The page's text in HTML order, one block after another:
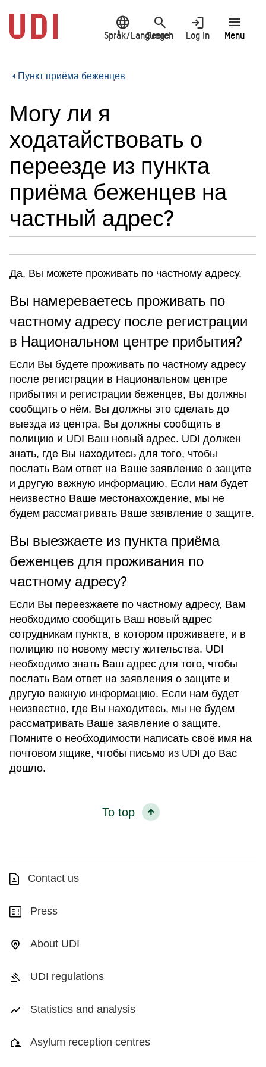
main
content
language
Språk/Language
search
Search
login
Log in
menu
Menu
Пункт приёма беженцев
Могу ли я
ходатайствовать о
переезде из пункта
приёма беженцев на
частный адрес?
Да, Вы можете проживать по частному адресу.
Вы намереваетесь проживать по
частному адресу после регистрации
в Национальном центре прибытия?
Если Вы будете проживать по частному адресу
после регистрации в Национальном центре
прибытия и регистрации беженцев, Вы должны
сообщить о нём. Вы должны это сделать до
выезда из центра. Вы должны сообщить в
полицию и UDI Ваш новый адрес. UDI должен
знать, где Вы находитесь для того, чтобы
послать Вам ответ на Ваше заявление о защите
и другую важную информацию. Если нам будет
неизвестно Ваше местонахождение, мы не
будем рассматривать Ваше заявление о защите.
Вы выезжаете из пункта приёма
беженцев для проживания по
частному адресу?
Если Вы переезжаете по частному адресу, Вам
необходимо сообщить Ваш новый адрес
сотрудникам пункта, в котором проживаете, и в
полицию по новому месту жительства. UDI
необходимо знать Ваш адрес для того, чтобы
послать Вам ответ на заявления о защите и
другую важную информацию. Если нам будет
неизвестно, где Вы находитесь, мы не будем
рассматривать Ваше заявление о защите.
Помните о необходимости написать своё имя на
почтовом ящике, чтобы письмо из UDI до Вас
дошло.
To top
Contact us
Press
About UDI
UDI regulations
Statistics and analysis
Asylum reception centres